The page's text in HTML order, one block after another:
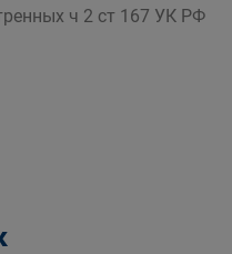
ч 2 ст 167 УК РФ